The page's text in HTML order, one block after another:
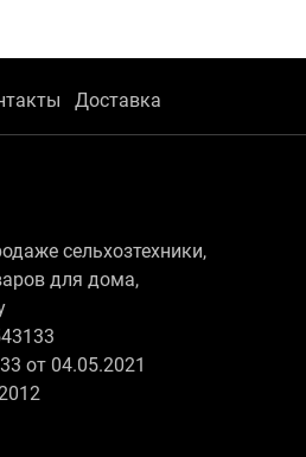
Доставка
сельхозтехники,
для дома,
от 04.05.2021